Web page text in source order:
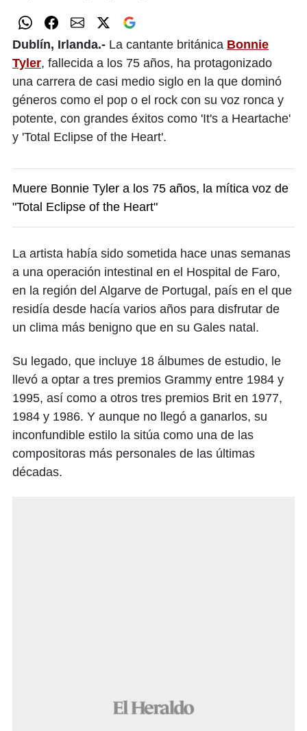
Dublín, Irlanda.- La cantante británica Bonnie
Tyler, fallecida a los 75 años, ha protagonizado
una carrera de casi medio siglo en la que dominó
géneros como el pop o el rock con su voz ronca y
potente, con grandes éxitos como 'It's a Heartache'
y 'Total Eclipse of the Heart'.
Muere Bonnie Tyler a los 75 años, la mítica voz de
"Total Eclipse of the Heart"
La artista había sido sometida hace unas semanas
a una operación intestinal en el Hospital de Faro,
en la región del Algarve de Portugal, país en el que
residía desde hacía varios años para disfrutar de
un clima más benigno que en su Gales natal.
Su legado, que incluye 18 álbumes de estudio, le
llevó a optar a tres premios Grammy entre 1984 y
1995, así como a otros tres premios Brit en 1977,
1984 y 1986. Y aunque no llegó a ganarlos, su
inconfundible estilo la sitúa como una de las
compositoras más personales de las últimas
décadas.